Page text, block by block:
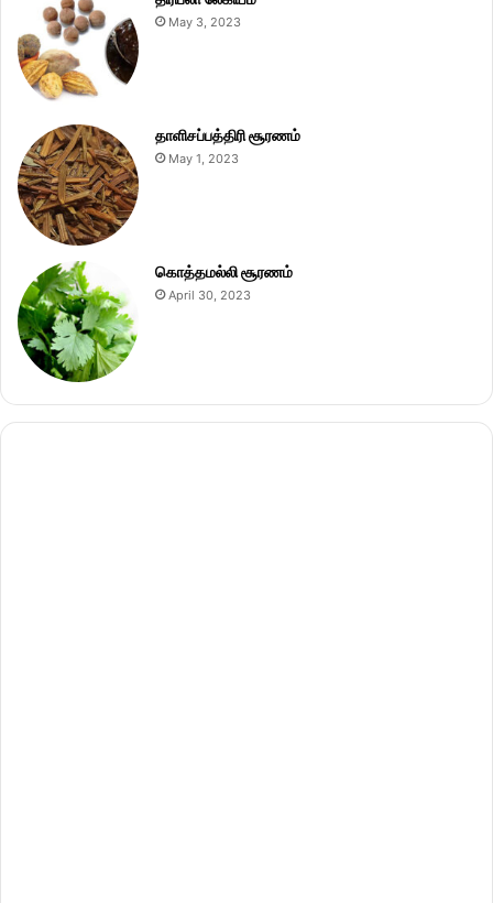
May 3, 2023
தாளிசப்பத்திரி சூரணம்
May 1, 2023
கொத்தமல்லி சூரணம்
April 30, 2023